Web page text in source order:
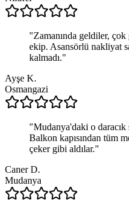
"Zamanında geldiler,
ekip. Asansörlü nakliyat
kalmadı."
Ayşe K.
Osmangazi
"Mudanya'daki o daracık
Balkon kapısından tüm
çeker gibi aldılar."
Caner D.
Mudanya